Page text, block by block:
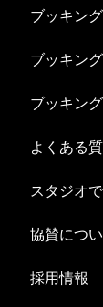
ブッキン
ブッキン
ブッキン
よくある
スタジオ
協賛につ
採用情報